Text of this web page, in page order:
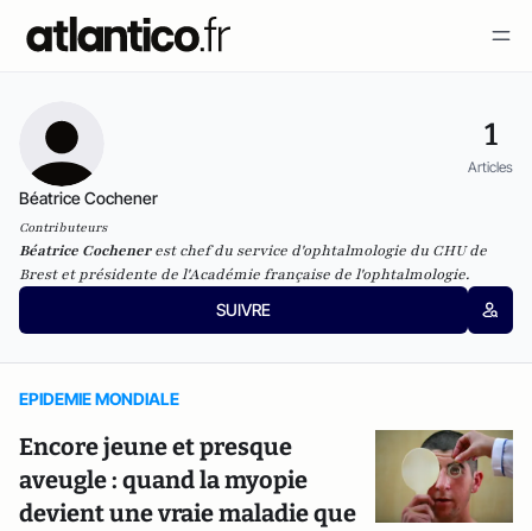
1
Articles
Béatrice Cochener
Contributeurs
Béatrice Cochenerest chef du service d'ophtalmologie du CHU de
Brest et présidente de l'Académie française de l'ophtalmologie.
SUIVRE
EPIDEMIE MONDIALE
Encore jeune et presque
aveugle : quand la myopie
devient une vraie maladie que